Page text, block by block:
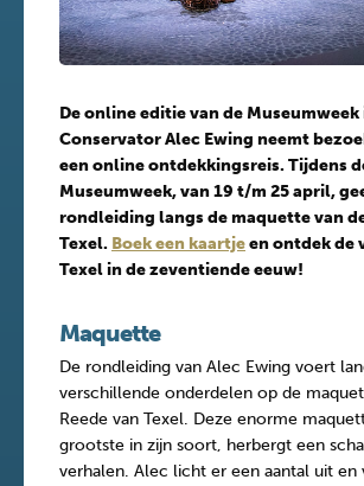
De online editie van de
Conservator Alec Ewing neemt
een online ontdekkingsreis. Tijdens
Museumweek, van 19 t/m 25 april,
rondleiding langs de maquette van
Texel. Boek een kaartjeen ontdek de
Texel in de zeventiende eeuw!
Maquette
De rondleiding van Alec Ewing voert
verschillende onderdelen op de
Reede van Texel. Deze enorme
grootste in zijn soort, herbergt een
verhalen. Alec licht er een aantal uit